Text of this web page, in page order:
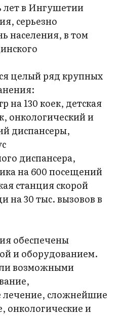
лет в Ингушетии
серьезно
населения, в том
целый ряд крупных
на 130 коек, детская
онкологический и
диспансеры,
диспансера,
на 600 посещений
станция скорой
30 тыс. вызовов в
обеспечены
и оборудованием.
возможными
сложнейшие
онкологические и